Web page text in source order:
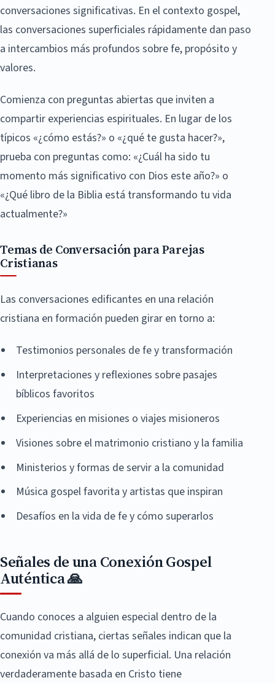
conversaciones significativas. En el contexto gospel,
las conversaciones superficiales rápidamente dan paso
a intercambios más profundos sobre fe, propósito y
valores.
Comienza con preguntas abiertas que inviten a
compartir experiencias espirituales. En lugar de los
típicos «¿cómo estás?» o «¿qué te gusta hacer?»,
prueba con preguntas como: «¿Cuál ha sido tu
momento más significativo con Dios este año?» o
«¿Qué libro de la Biblia está transformando tu vida
actualmente?»
Temas de Conversación para Parejas
Cristianas
Las conversaciones edificantes en una relación
cristiana en formación pueden girar en torno a:
Testimonios personales de fe y transformación
Interpretaciones y reflexiones sobre pasajes
bíblicos favoritos
Experiencias en misiones o viajes misioneros
Visiones sobre el matrimonio cristiano y la familia
Ministerios y formas de servir a la comunidad
Música gospel favorita y artistas que inspiran
Desafíos en la vida de fe y cómo superarlos
Señales de una Conexión Gospel
Auténtica 🙏
Cuando conoces a alguien especial dentro de la
comunidad cristiana, ciertas señales indican que la
conexión va más allá de lo superficial. Una relación
verdaderamente basada en Cristo tiene